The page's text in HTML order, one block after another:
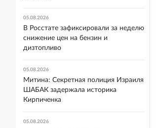
05.08.2026
В Росстате зафиксировали за неделю
снижение цен на бензин и
дизтопливо
05.08.2026
Митина: Секретная полиция Израиля
ШАБАК задержала историка
Кирпиченка
05.08.2026